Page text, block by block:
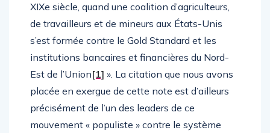
XIXe siècle, quand une coalition d’agriculteurs,
de travailleurs et de mineurs aux États-Unis
s’est formée contre le Gold Standard et les
institutions bancaires et financières du Nord-
Est de l’Union[1] ». La citation que nous avons
placée en exergue de cette note est d’ailleurs
précisément de l’un des leaders de ce
mouvement « populiste » contre le système